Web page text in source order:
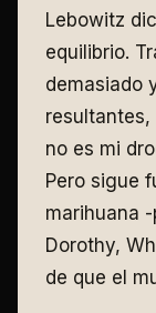
Lebowitz
equilibrio.
demasiado
resultantes,
no es mi
Pero sigue
marihuana
Dorothy,
de que el